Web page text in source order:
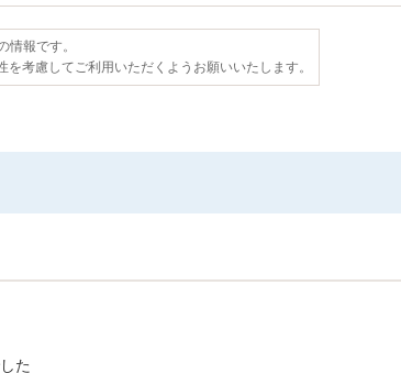
情報です。
を考慮してご利用いただくようお願いいたします。
た